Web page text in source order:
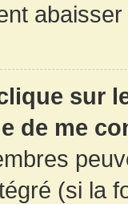
sur
de me
(si la